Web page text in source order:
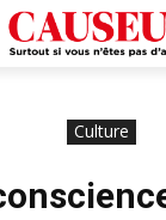
Culture